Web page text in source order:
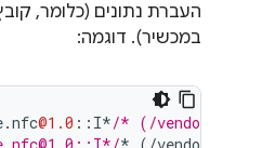
העברת נתונים (כלומר,
במכשיר). דוגמה:
.nfc@1.0 :: I*/* (/vendor/lib/